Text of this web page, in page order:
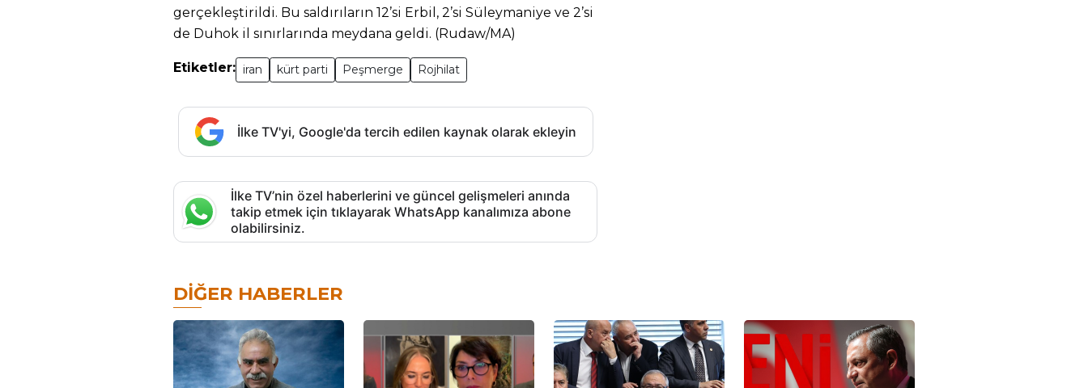
gerçekleştirildi. Bu saldırıların 12’si Erbil, 2’si Süleymaniye ve 2’si
de Duhok il sınırlarında meydana geldi. (Rudaw/MA)
Etiketler: iran kürt parti Peşmerge Rojhilat
İlke TV'yi, Google'da tercih edilen kaynak olarak ekleyin
İlke TV’nin özel haberlerini ve güncel gelişmeleri anında
takip etmek için tıklayarak WhatsApp kanalımıza abone
olabilirsiniz.
DIĞER HABERLER